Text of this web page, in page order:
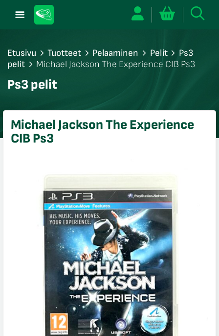
Etusivu Tuotteet Pelaaminen Pelit
Ps3
pelit
Michael Jackson The Experience CIB Ps3
Ps3 pelit
Michael Jackson The Experience
CIB Ps3
sulje
sulje